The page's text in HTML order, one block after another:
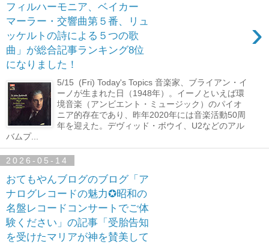
フィルハーモニア、ベイカー
マーラー・交響曲第５番、リュ
ッケルトの詩による５つの歌
曲」が総合記事ランキング8位
になりました！
›
5/15 (Fri) Today's Topics 音楽家、ブライアン・イ
ーノが生まれた日（1948年）。イーノといえば環
境音楽（アンビエント・ミュージック）のパイオ
ニア的存在であり、昨年2020年には音楽活動50周
年を迎えた。デヴィッド・ボウイ、U2などのアル
バムプ...
2026-05-14
おてもやんブログのブログ「ア
ナログレコードの魅力✪昭和の
名盤レコードコンサートでご体
験ください」の記事「受胎告知
を受けたマリアが神を賛美して